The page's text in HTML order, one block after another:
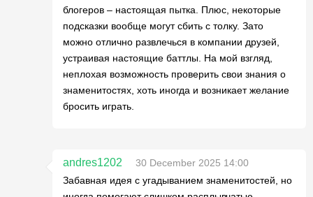
блогеров – настоящая пытка. Плюс, некоторые
подсказки вообще могут сбить с толку. Зато
можно отлично развлечься в компании друзей,
устраивая настоящие баттлы. На мой взгляд,
неплохая возможность проверить свои знания о
знаменитостях, хоть иногда и возникает желание
бросить играть.
andres1202
30 December 2025 14:00
Забавная идея с угадыванием знаменитостей, но